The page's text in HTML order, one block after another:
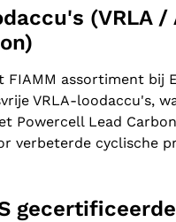
(VRLA /
FIAMM assortiment bij
VRLA-loodaccu's,
Powercell Lead Carbon
verbeterde cyclische